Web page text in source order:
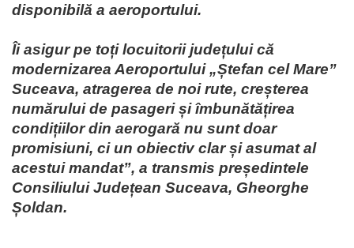
disponibilă a aeroportului.
Îi asigur pe toți locuitorii județului că
modernizarea Aeroportului „Ștefan cel Mare”
Suceava, atragerea de noi rute, creșterea
numărului de pasageri și îmbunătățirea
condițiilor din aerogară nu sunt doar
promisiuni, ci un obiectiv clar și asumat al
acestui mandat”, a transmis președintele
Consiliului Județean Suceava, Gheorghe
Șoldan.